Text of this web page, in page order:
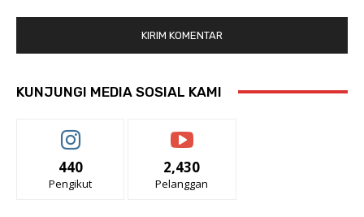
KUNJUNGI MEDIA SOSIAL KAMI
440
Pengikut
2,430
Pelanggan